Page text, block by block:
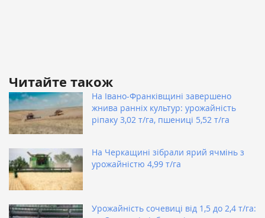
Читайте також
На Івано-Франківщині завершено
жнива ранніх культур: урожайність
ріпаку 3,02 т/га, пшениці 5,52 т/га
На Черкащині зібрали ярий ячмінь з
урожайністю 4,99 т/га
Урожайність сочевиці від 1,5 до 2,4 т/га: